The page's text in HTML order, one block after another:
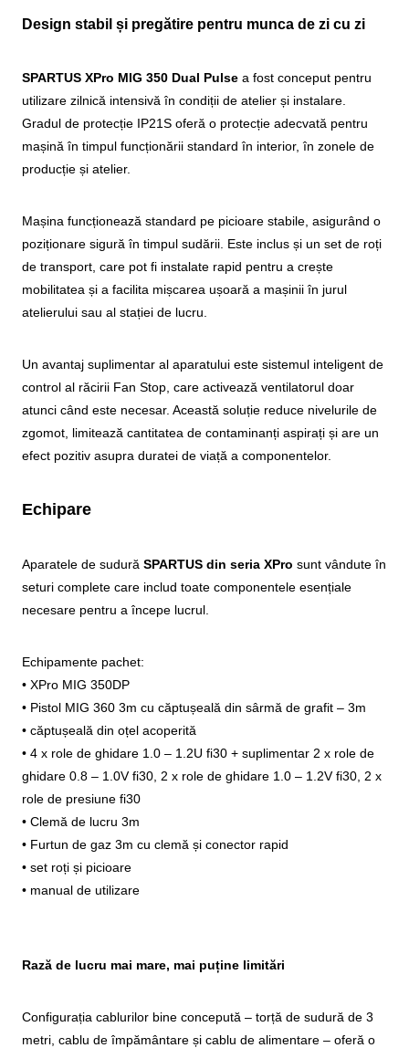
Design stabil și pregătire pentru munca de zi cu zi
SPARTUS XPro MIG 350 Dual Pulse a fost conceput pentru
utilizare zilnică intensivă în condiții de atelier și instalare.
Gradul de protecție IP21S oferă o protecție adecvată pentru
mașină în timpul funcționării standard în interior, în zonele de
producție și atelier.
Mașina funcționează standard pe picioare stabile, asigurând o
poziționare sigură în timpul sudării. Este inclus și un set de roți
de transport, care pot fi instalate rapid pentru a crește
mobilitatea și a facilita mișcarea ușoară a mașinii în jurul
atelierului sau al stației de lucru.
Un avantaj suplimentar al aparatului este sistemul inteligent de
control al răcirii Fan Stop, care activează ventilatorul doar
atunci când este necesar. Această soluție reduce nivelurile de
zgomot, limitează cantitatea de contaminanți aspirați și are un
efect pozitiv asupra duratei de viață a componentelor.
Echipare
Aparatele de sudură SPARTUS din seria XPro sunt vândute în
seturi complete care includ toate componentele esențiale
necesare pentru a începe lucrul.
Echipamente pachet:
• XPro MIG 350DP
• Pistol MIG 360 3m cu căptușeală din sârmă de grafit – 3m
• căptușeală din oțel acoperită
• 4 x role de ghidare 1.0 – 1.2U fi30 + suplimentar 2 x role de
ghidare 0.8 – 1.0V fi30, 2 x role de ghidare 1.0 – 1.2V fi30, 2 x
role de presiune fi30
• Clemă de lucru 3m
• Furtun de gaz 3m cu clemă și conector rapid
• set roți și picioare
• manual de utilizare
Rază de lucru mai mare, mai puține limitări
Configurația cablurilor bine concepută – torță de sudură de 3
metri, cablu de împământare și cablu de alimentare – oferă o